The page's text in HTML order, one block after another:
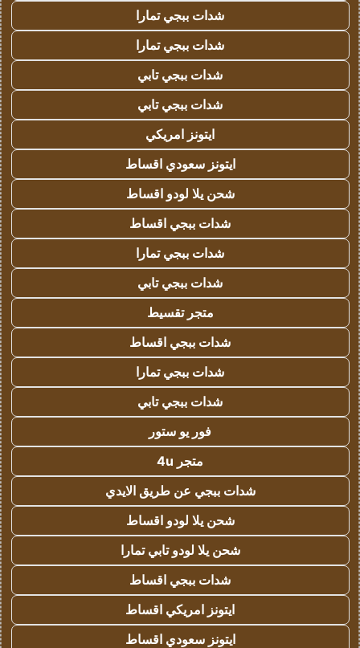
شدات ببجي تمارا
شدات ببجي تمارا
شدات ببجي تابي
شدات ببجي تابي
ايتونز امريكي
ايتونز سعودي اقساط
شحن يلا لودو اقساط
شدات ببجي اقساط
شدات ببجي تمارا
شدات ببجي تابي
متجر تقسيط
شدات ببجي اقساط
شدات ببجي تمارا
شدات ببجي تابي
فور يو ستور
متجر 4u
شدات ببجي عن طريق الايدي
شحن يلا لودو اقساط
شحن يلا لودو تابي تمارا
شدات ببجي اقساط
ايتونز امريكي اقساط
ايتونز سعودي اقساط